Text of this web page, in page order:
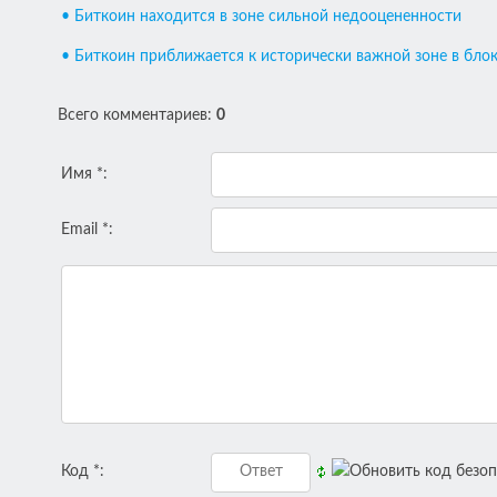
• Биткоин находится в зоне сильной недооцененности
• Биткоин приближается к исторически важной зоне в
Всего комментариев: 0
Имя *:
Email *:
Код *: